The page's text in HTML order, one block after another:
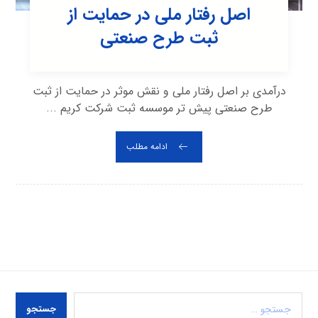
اصل رفتار ملی در حمایت از
ثبت طرح صنعتی
درآمدی بر اصل رفتار ملی و نقش موثر در حمایت از ثبت
طرح صنعتی پیش تر موسسه ثبت شرکت کریم ...
ادامه مطلب
جستجو